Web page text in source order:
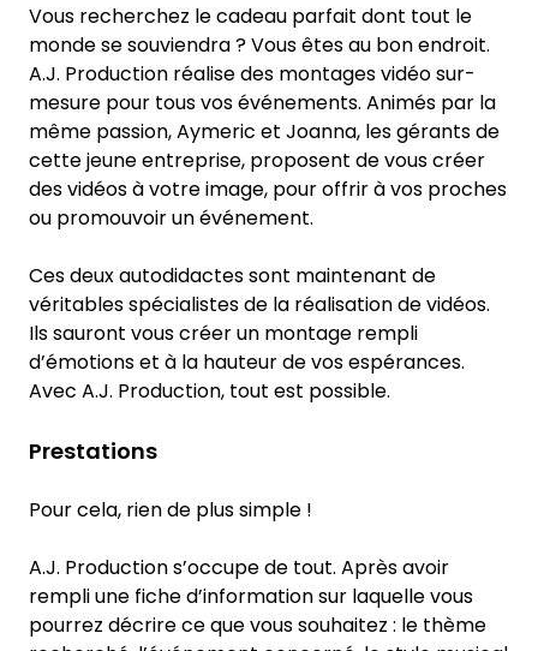
Vous recherchez le cadeau parfait dont tout le
monde se souviendra ? Vous êtes au bon endroit.
A.J. Production réalise des montages vidéo sur-
mesure pour tous vos événements. Animés par la
même passion, Aymeric et Joanna, les gérants de
cette jeune entreprise, proposent de vous créer
des vidéos à votre image, pour offrir à vos proches
ou promouvoir un événement.
Ces deux autodidactes sont maintenant de
véritables spécialistes de la réalisation de vidéos.
Ils sauront vous créer un montage rempli
d’émotions et à la hauteur de vos espérances.
Avec A.J. Production, tout est possible.
Prestations
Pour cela, rien de plus simple !
A.J. Production s’occupe de tout. Après avoir
rempli une fiche d’information sur laquelle vous
pourrez décrire ce que vous souhaitez : le thème